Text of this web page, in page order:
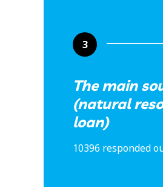
3
The main
(natural
loan)
10396 responded